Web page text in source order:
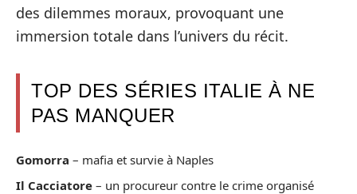
des dilemmes moraux, provoquant une
immersion totale dans l’univers du récit.
TOP DES SÉRIES ITALIE À NE
PAS MANQUER
Gomorra – mafia et survie à Naples
Il Cacciatore – un procureur contre le crime organisé